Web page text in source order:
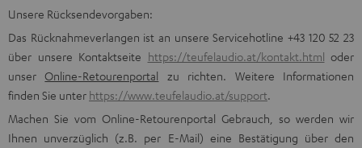
Unsere Rücksendevorgaben:
Das Rücknahmeverlangen ist an unsere Servicehotline +43 120 52 23
über unsere Kontaktseite https://teufelaudio.at/kontakt.html oder
unserOnline-Retourenportal zu richten. Weitere Informationen
finden Sie unter https://www.teufelaudio.at/support.
Machen Sie vom Online-Retourenportal Gebrauch, so werden wir
Ihnen unverzüglich (z.B. per E-Mail) eine Bestätigung über den